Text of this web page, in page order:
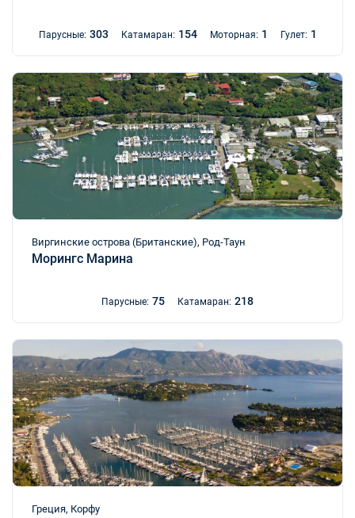
Парусные: 303 Катамаран: 154 Моторная: 1 Гулет: 1
Виргинские острова (Британские), Род-Таун
Морингс Марина
Парусные: 75 Катамаран: 218
Греция, Корфу